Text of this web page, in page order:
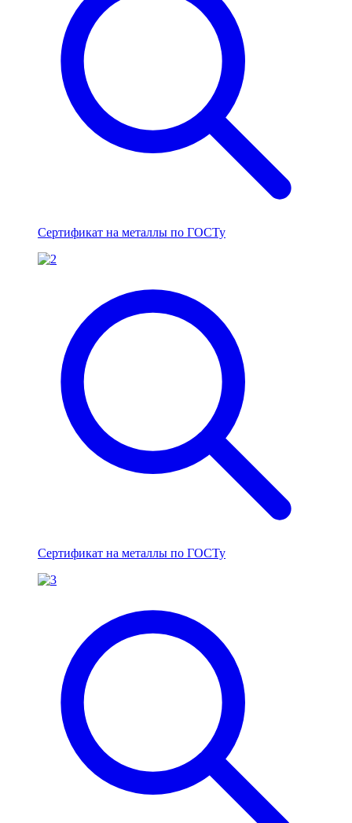
Сертификат на металлы по ГОСТу
Сертификат на металлы по ГОСТу